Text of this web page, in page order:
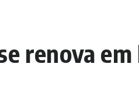
renova em